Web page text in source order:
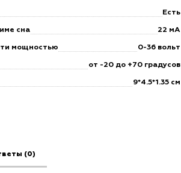
Есть
сна 22 мА
мощностью 0-36 вольт
от -20 до +70 градусов
9*4.5*1.35 см
(0)